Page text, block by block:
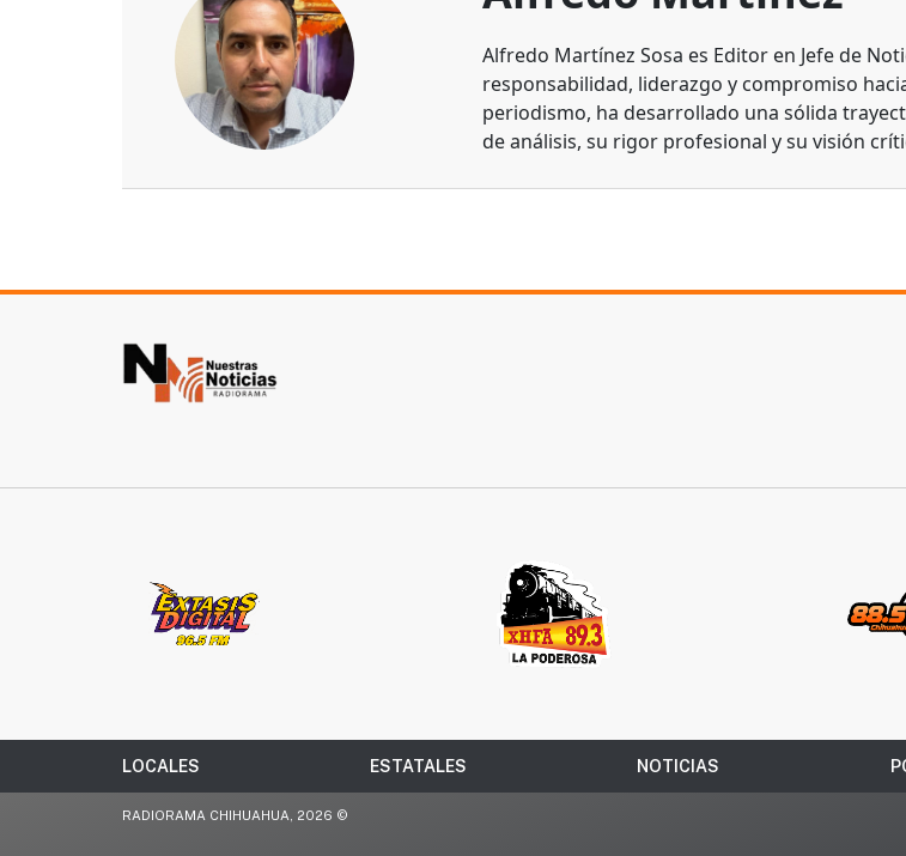
Alfredo Martínez Sosa es Editor en Jefe de
responsabilidad, liderazgo y compromiso
periodismo, ha desarrollado una sólida
de análisis, su rigor profesional y su visión
LOCALES ESTATALES NOTICIAS
RADIORAMA CHIHUAHUA, 2026 ©